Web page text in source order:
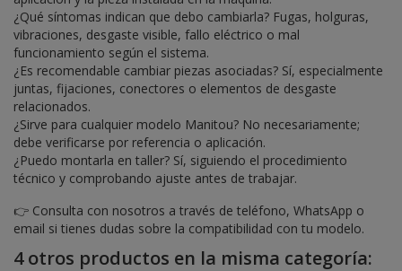
¿Qué síntomas indican que debo cambiarla? Fugas, holguras,
vibraciones, desgaste visible, fallo eléctrico o mal
funcionamiento según el sistema.
¿Es recomendable cambiar piezas asociadas? Sí, especialmente
juntas, fijaciones, conectores o elementos de desgaste
relacionados.
¿Sirve para cualquier modelo Manitou? No necesariamente;
debe verificarse por referencia o aplicación.
¿Puedo montarla en taller? Sí, siguiendo el procedimiento
técnico y comprobando ajuste antes de trabajar.
👉 Consulta con nosotros a través de teléfono, WhatsApp o
email si tienes dudas sobre la compatibilidad con tu modelo.
4 otros productos en la misma categoría: